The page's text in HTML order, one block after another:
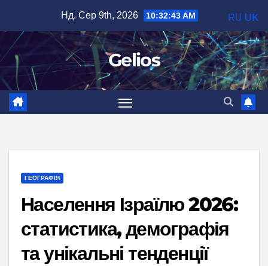
вмісту
Нд. Сер 9th, 2026 10:32:44 AM
Gelios
ГЕОГРАФІЯ
Населення Ізраїлю 2026:
статистика, демографія
та унікальні тенденції
RU UK